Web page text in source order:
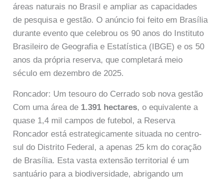
áreas naturais no Brasil e ampliar as capacidades
de pesquisa e gestão. O anúncio foi feito em Brasília
durante evento que celebrou os 90 anos do Instituto
Brasileiro de Geografia e Estatística (IBGE) e os 50
anos da própria reserva, que completará meio
século em dezembro de 2025.
Roncador: Um tesouro do Cerrado sob nova gestão
Com uma área de 1.391 hectares, o equivalente a
quase 1,4 mil campos de futebol, a Reserva
Roncador está estrategicamente situada no centro-
sul do Distrito Federal, a apenas 25 km do coração
de Brasília. Esta vasta extensão territorial é um
santuário para a biodiversidade, abrigando um